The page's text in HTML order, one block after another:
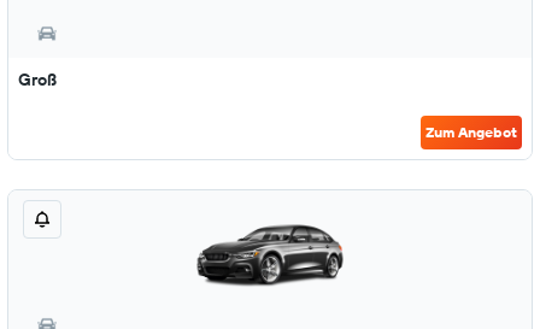
Groß
Zum Angebot